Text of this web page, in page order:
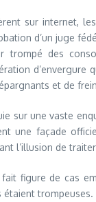
sur internet,
d’un juge
trompé des
et de
sur une
une façade
l’illusion de
figure de cas